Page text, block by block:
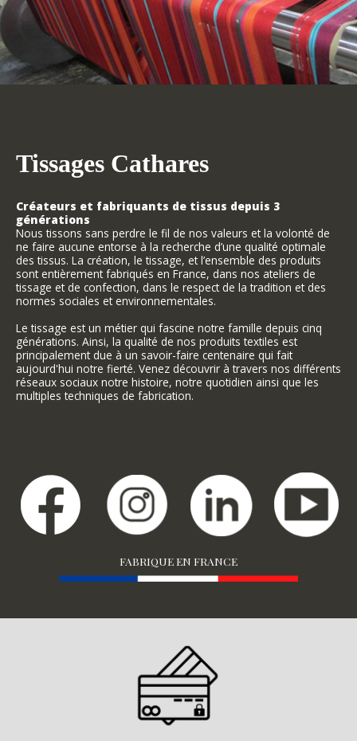
Tissages Cathares
Créateurs et fabriquants de tissus depuis 3
générations
Nous tissons sans perdre le fil de nos valeurs et la volonté de
ne faire aucune entorse à la recherche d’une qualité optimale
des tissus. La création, le tissage, et l’ensemble des produits
sont entièrement fabriqués en France, dans nos ateliers de
tissage et de confection, dans le respect de la tradition et des
normes sociales et environnementales.
Le tissage est un métier qui fascine notre famille depuis cinq
générations. Ainsi, la qualité de nos produits textiles est
principalement due à un savoir-faire centenaire qui fait
aujourd'hui notre fierté. Venez découvrir à travers nos différents
réseaux sociaux notre histoire, notre quotidien ainsi que les
multiples techniques de fabrication.
FABRIQUE EN FRANCE